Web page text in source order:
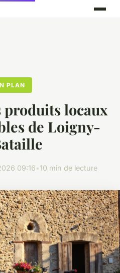
PLAN
produits locaux
de Loigny-
09:16•10 min de lecture